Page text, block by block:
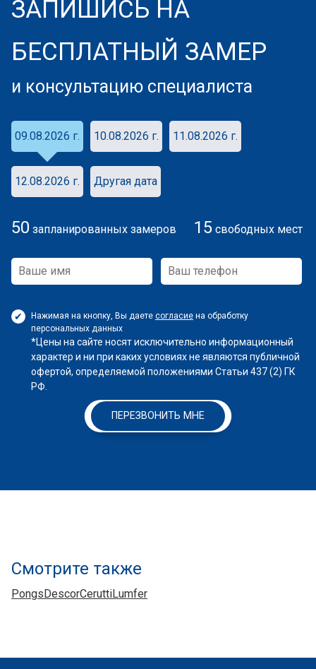
ЗАПИШИСЬ НА
БЕСПЛАТНЫЙ ЗАМЕР
и консультацию специалиста
09.08.2026 г. 10.08.2026 г. 11.08.2026 г.
12.08.2026 г. Другая дата
50 запланированных замеров 15 свободных мест
Нажимая на кнопку, Вы даете согласие на обработку
персональных данных
*Цены на сайте носят исключительно информационный
характер и ни при каких условиях не являются публичной
офертой, определяемой положениями Статьи 437 (2) ГК
РФ.
ПЕРЕЗВОНИТЬ МНЕ
Смотрите также
Pongs DescorCeruttiLumfer